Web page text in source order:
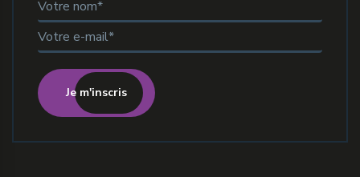
Je m'inscris